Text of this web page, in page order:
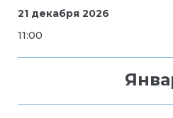
21 декабря 2026
11:00